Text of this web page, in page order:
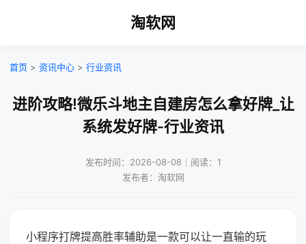
淘软网
首页 > 资讯中心 > 行业资讯
进阶攻略!微乐斗地主自建房怎么拿好牌_让
系统发好牌-行业资讯
发布时间：2026-08-08｜阅读：1
发布者：淘软网
小程序打牌提高胜率辅助是一款可以让一直输的玩